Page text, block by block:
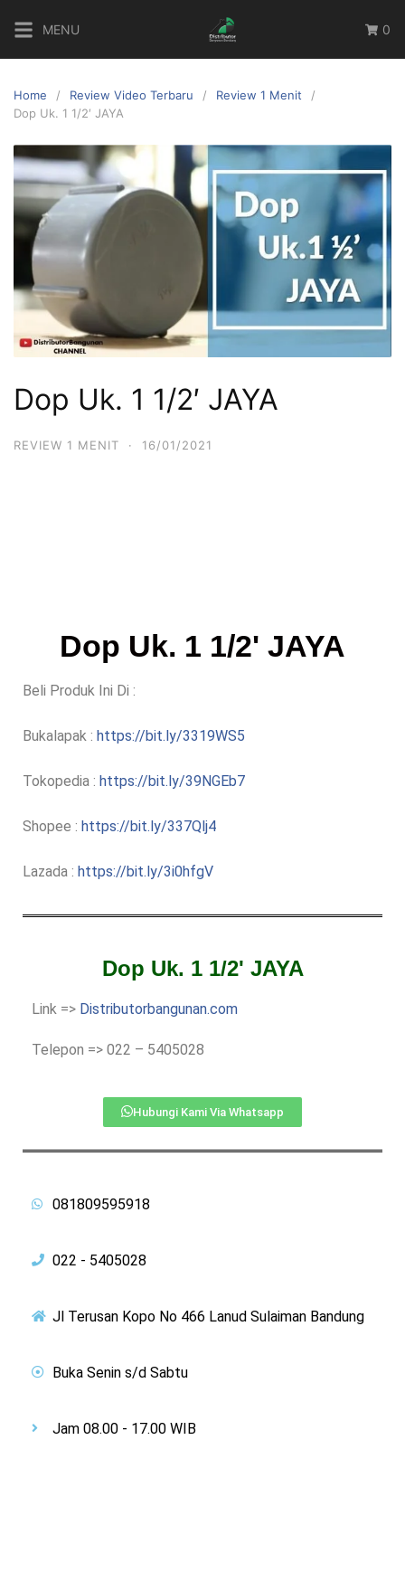
MENU 0
Home Review Video Terbaru
Review 1 Menit
Dop Uk. 1 1/2′ JAYA
Dop Uk. 1 1/2′ JAYA
REVIEW 1 MENIT · 16/01/2021
Dop Uk. 1 1/2' JAYA
Beli Produk Ini Di :
Bukalapak : https://bit.ly/3319WS5
Tokopedia : https://bit.ly/39NGEb7
Shopee : https://bit.ly/337Qlj4
Lazada : https://bit.ly/3i0hfgV
Dop Uk. 1 1/2' JAYA
Link => Distributorbangunan.com
Telepon => 022 – 5405028
Hubungi Kami Via Whatsapp
081809595918
022 - 5405028
Jl Terusan Kopo No 466 Lanud Sulaiman Bandung
Buka Senin s/d Sabtu
Jam 08.00 - 17.00 WIB